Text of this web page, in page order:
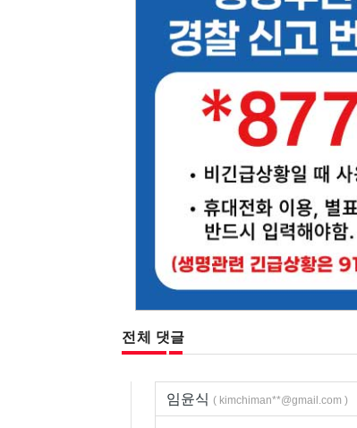
전체 댓글
임윤식 ( kimchiman**@gmail.com )